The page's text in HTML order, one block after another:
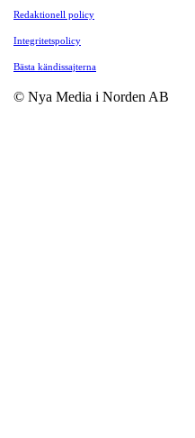
Redaktionell policy
Integritetspolicy
Bästa kändissajterna
© Nya Media i Norden AB